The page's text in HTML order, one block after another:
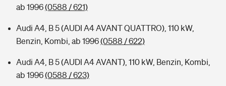
ab 1996(0588 / 621)
Audi A4, B 5 (AUDI A4 AVANT QUATTRO), 110 kW,
Benzin, Kombi, ab 1996(0588 / 622)
Audi A4, B 5 (AUDI A4 AVANT), 110 kW, Benzin, Kombi,
ab 1996(0588 / 623)